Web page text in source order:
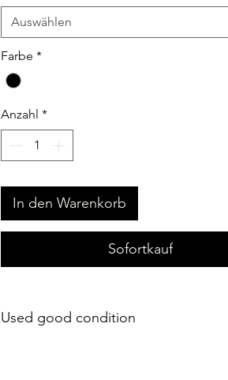
Auswählen
Farbe *
Anzahl *
In den Warenkorb
Sofortkauf
Used good condition